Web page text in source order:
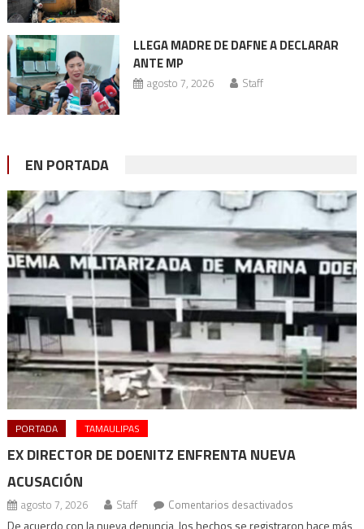
LLEGA MADRE DE DAFNE A DECLARAR
ANTE MP
agosto 7, 2026 Staff
EN PORTADA
PORTADA TAMAULIPAS
EX DIRECTOR DE DOENITZ ENFRENTA NUEVA
ACUSACIÓN
agosto 7, 2026 Staff Comentarios desactivadosen
Ex
De acuerdo con la nueva denuncia, los hechos se registraron hace más